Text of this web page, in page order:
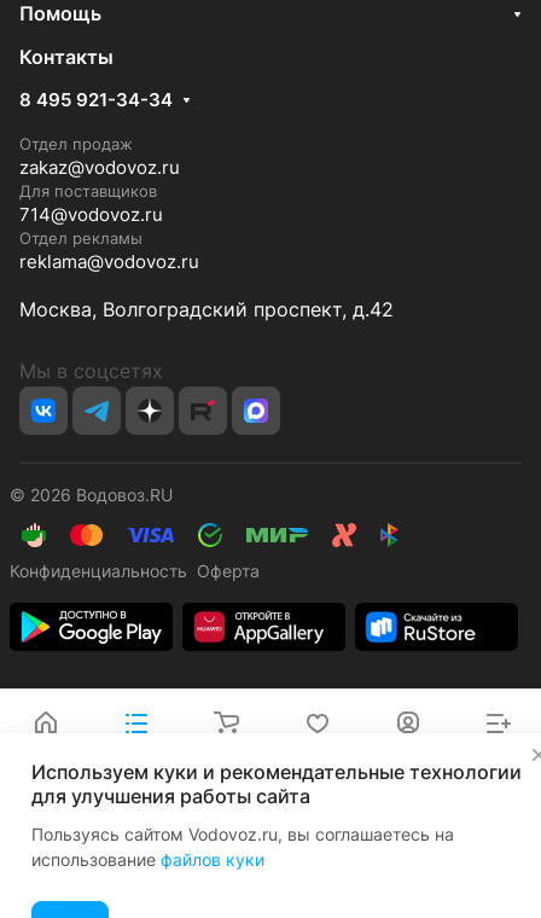
Помощь
Контакты
8 495 921-34-34
Отдел продаж
zakaz@vodovoz.ru
Для поставщиков
714@vodovoz.ru
Отдел рекламы
reklama@vodovoz.ru
Москва, Волгоградский проспект, д.42
Мы в соцсетях
© 2026 Водовоз.RU
Конфиденциальность Оферта
Используем куки и рекомендательные технологии
для улучшения работы сайта
Пользуясь сайтом Vodovoz.ru, вы соглашаетесь на
использование файлов куки